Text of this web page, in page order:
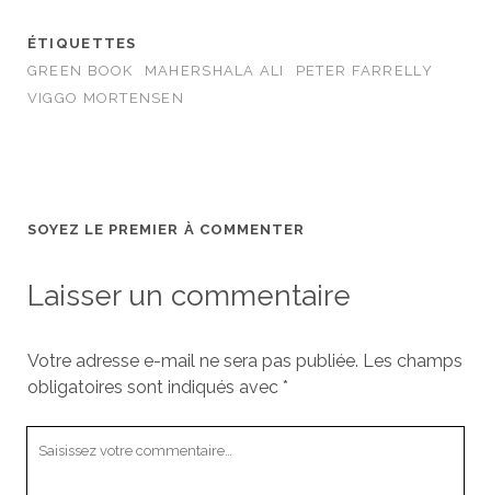
ÉTIQUETTES
GREEN BOOK
MAHERSHALA ALI
PETER FARRELLY
VIGGO MORTENSEN
SOYEZ LE PREMIER À COMMENTER
Laisser un commentaire
Votre adresse e-mail ne sera pas publiée. Les champs
obligatoires sont indiqués avec *